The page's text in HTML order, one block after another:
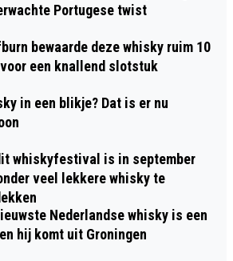
Portugese twist
bewaarde deze whisky ruim 10
een knallend slotstuk
in een blikje? Dat is er nu
whiskyfestival is in september
veel lekkere whisky te
Nederlandse whisky is een
hij komt uit Groningen